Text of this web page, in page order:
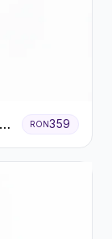
RON359